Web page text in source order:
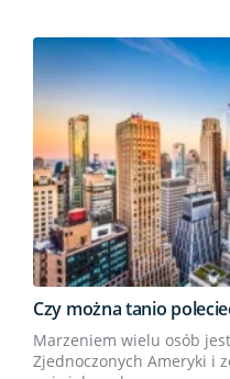
Czy można tanio
Marzeniem wielu osób
Zjednoczonych Ameryki i